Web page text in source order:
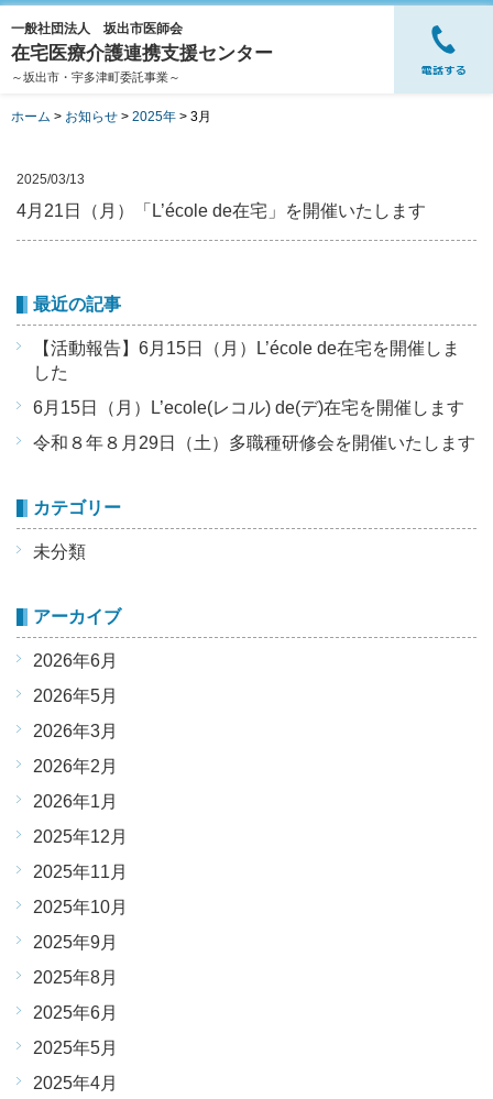
一般社団法人 坂出市医師会
在宅医療介護連携支援センター
～坂出市・宇多津町委託事業～
ホーム > お知らせ > 2025年 > 3月
2025/03/13
4月21日（月）「L’école de在宅」を開催いたします
最近の記事
【活動報告】6月15日（月）L’école de在宅を開催しま
した
6月15日（月）L’ecole(レコル) de(デ)在宅を開催します
令和８年８月29日（土）多職種研修会を開催いたします
カテゴリー
未分類
アーカイブ
2026年6月
2026年5月
2026年3月
2026年2月
2026年1月
2025年12月
2025年11月
2025年10月
2025年9月
2025年8月
2025年6月
2025年5月
2025年4月